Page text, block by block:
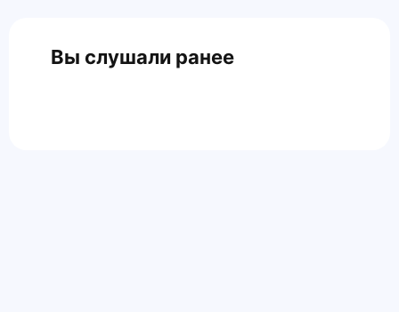
Вы слушали ранее